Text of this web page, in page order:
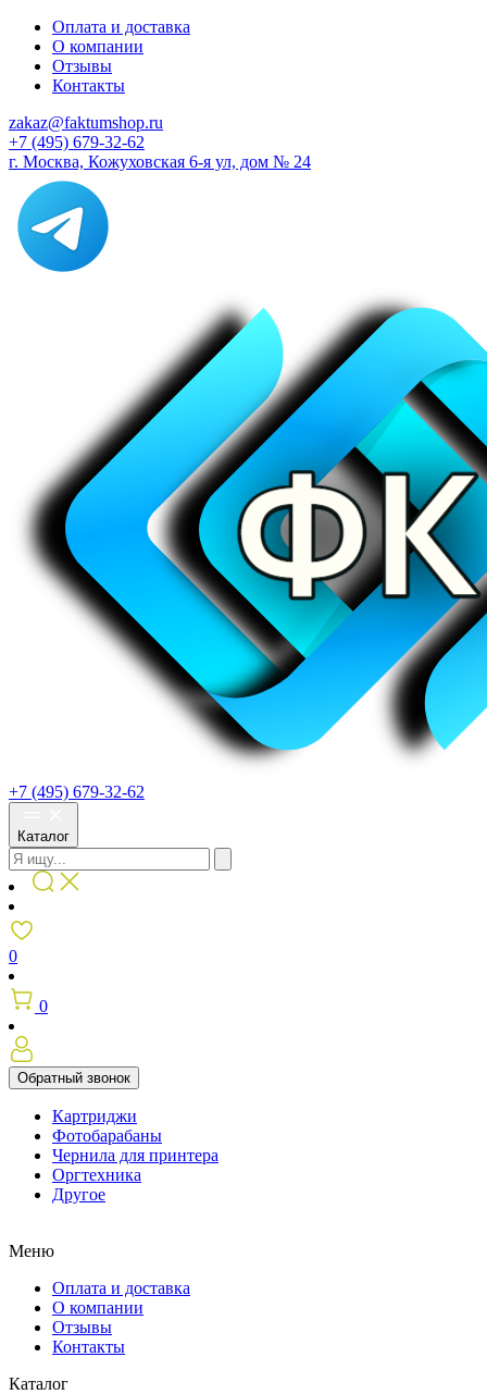
Оплата и доставка
О компании
Отзывы
Контакты
zakaz@faktumshop.ru
+7 (495) 679-32-62
г. Москва, Кожуховская 6-я ул, дом № 24
+7 (495) 679-32-62
Каталог
0
0
Обратный звонок
Картриджи
Фотобарабаны
Чернила для принтера
Оргтехника
Другое
Меню
Оплата и доставка
О компании
Отзывы
Контакты
Каталог